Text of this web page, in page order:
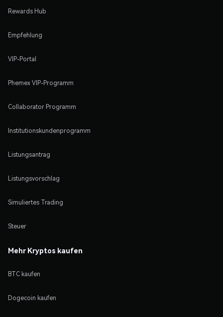
Rewards Hub
Empfehlung
VIP-Portal
Phemex VIP-Programm
Collaborator Programm
Institutionskundenprogramm
Listungsantrag
Listungsvorschlag
Simuliertes Trading
Steuer
Mehr Kryptos kaufen
BTC kaufen
Dogecoin kaufen